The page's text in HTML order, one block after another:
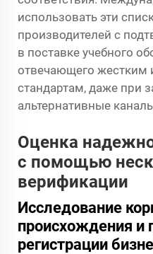
использовать эти
производителей с
в поставке учебного
отвечающего жестким
стандартам, даже при
альтернативные
Оценка
с помощью
верификации
Исследование
происхождения и
регистрации